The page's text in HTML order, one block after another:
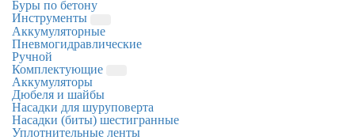
Буры по бетону
Инструменты
Аккумуляторные
Пневмогидравлические
Ручной
Комплектующие
Аккумуляторы
Дюбеля и шайбы
Насадки для шуруповерта
Насадки (биты) шестигранные
Уплотнительные ленты